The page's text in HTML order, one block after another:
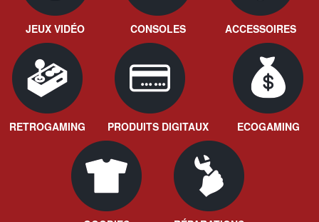
JEUX VIDÉO CONSOLES ACCESSOIRES
RETROGAMING PRODUITS DIGITAUX ECOGAMING